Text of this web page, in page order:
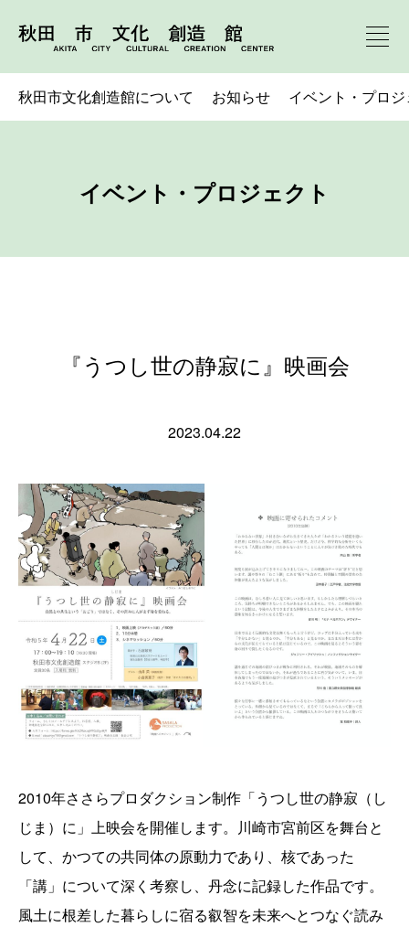
秋田市文化創造館について お知らせ イベント・プロ
イベント・プロジェクト
『うつし世の静寂に』映画会
2023.04.22
2010年ささらプロダクション制作「うつし世の静寂（し
じま）に」上映会を開催します。川崎市宮前区を舞台と
して、かつての共同体の原動力であり、核であった
「講」について深く考察し、丹念に記録した作品です。
風土に根差した暮らしに宿る叡智を未来へとつなぐ読み